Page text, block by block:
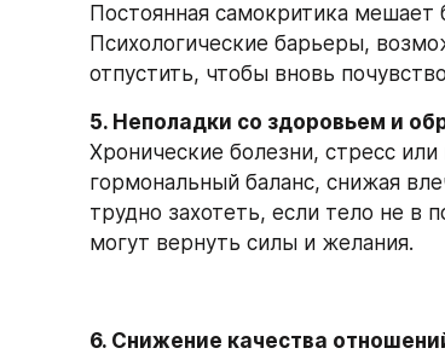
Постоянная самокритика
Психологические барьеры,
отпустить, чтобы вновь
5. Неполадки со здоровьем и
Хронические болезни, стресс
гормональный баланс, снижая
трудно захотеть, если тело не в
могут вернуть силы и желания.
6. Снижение качества